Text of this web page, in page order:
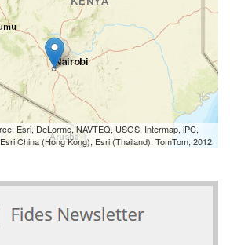
Esri, DeLorme, NAVTEQ, USGS, Intermap, iPC,
China (Hong Kong), Esri (Thailand), TomTom, 2012